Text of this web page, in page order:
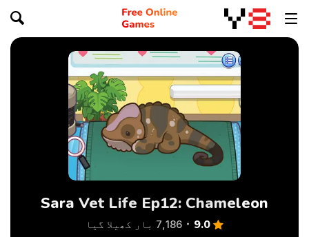
Sara Vet Life Ep12: Chameleon
9.0 7,186 بار کھیلا گیا